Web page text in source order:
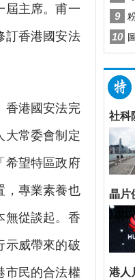
屆主席。甫一
訂香港國安法
香港國安法完
大常委會制定
希望特區政府
，專業素養也
無從談起。香
示威帶來的破
市民的合法權